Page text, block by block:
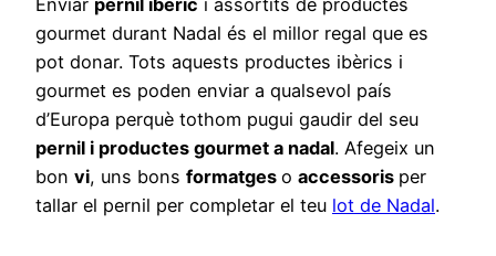
Enviar pernil ibèric i assortits de productes
gourmet durant Nadal és el millor regal que es
pot donar. Tots aquests productes ibèrics i
gourmet es poden enviar a qualsevol país
d’Europa perquè tothom pugui gaudir del seu
pernil i productes gourmet a nadal. Afegeix un
bon vi, uns bons formatges o accessoris per
tallar el pernil per completar el teu lot de Nadal.